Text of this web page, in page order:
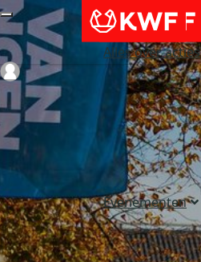
Alles over acties
Evenementen
Login